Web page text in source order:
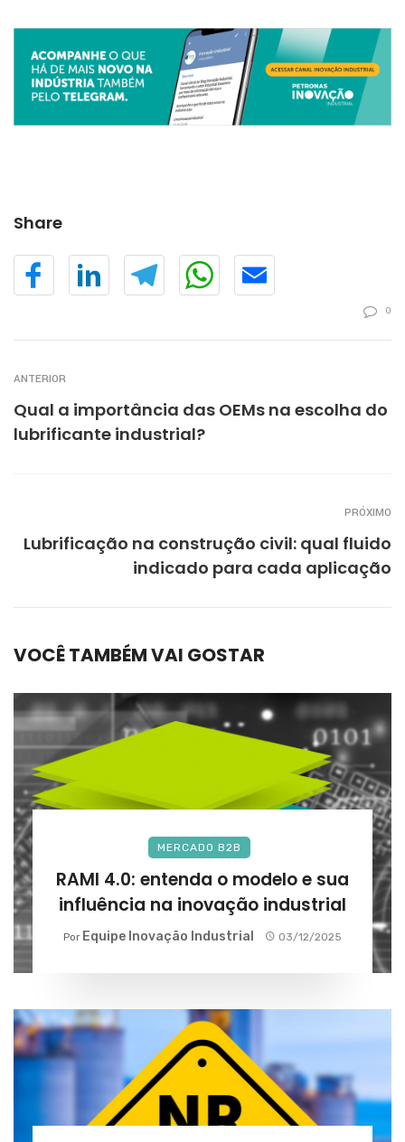
Share
0
ANTERIOR
Qual a importância das OEMs na escolha do
lubrificante industrial?
PRÓXIMO
Lubrificação na construção civil: qual fluido
indicado para cada aplicação
VOCÊ TAMBÉM VAI GOSTAR
MERCADO B2B
RAMI 4.0: entenda o modelo e sua
influência na inovação industrial
Por Equipe Inovação Industrial 03/12/2025